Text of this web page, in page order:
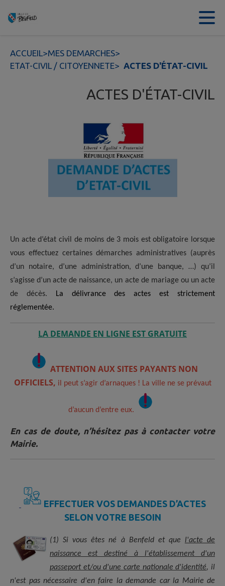
Contenu
ACCUEIL>MES DEMARCHES>
ETAT-CIVIL / CITOYENNETE> ACTES D'ÉTAT-CIVIL
ACTES D'ÉTAT-CIVIL
Un acte d’état civil de moins de 3 mois est obligatoire lorsque
vous effectuez certaines démarches administratives (auprès
d’un notaire, d’une administration, d’une banque, …) qu’il
s’agisse d’un acte de naissance, un acte de mariage ou un acte
de décès. La délivrance des actes est strictement
réglementée.
LA DEMANDE EN LIGNE EST GRATUITE
ATTENTION AUX SITES PAYANTS NON
OFFICIELS, il peut s’agir d’arnaques ! La ville ne se prévaut
d’aucun d’entre eux.
En cas de doute, n’hésitez pas à contacter votre
Mairie.
EFFECTUER VOS DEMANDES D’ACTES
SELON VOTRE BESOIN
(1) Si vous êtes né à Benfeld et que l'acte de
naissance est destiné à l'établissement d'un
passeport et/ou d'une carte nationale d'identité, il
n'est pas nécessaire d'en faire la demande car la Mairie de